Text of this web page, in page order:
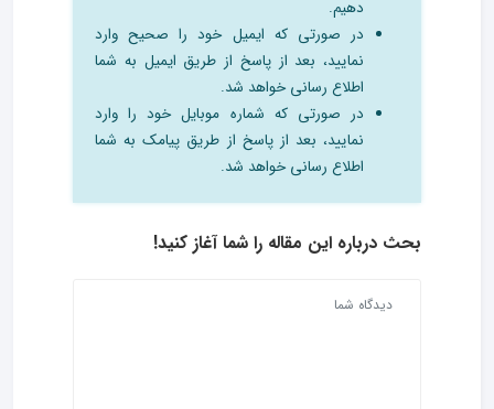
دهیم.
در صورتی که ایمیل خود را صحیح وارد
نمایید، بعد از پاسخ از طریق ایمیل به شما
اطلاع رسانی خواهد شد.
در صورتی که شماره موبایل خود را وارد
نمایید، بعد از پاسخ از طریق پیامک به شما
اطلاع رسانی خواهد شد.
بحث درباره این مقاله را شما آغاز کنید!